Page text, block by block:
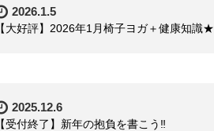
2026.1.5
【大好評】2026年1月椅子ヨガ＋健康知識★
2025.12.6
【受付終了】新年の抱負を書こう‼